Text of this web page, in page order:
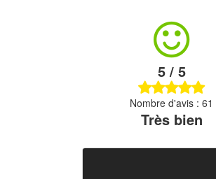
5 / 5
Nombre d'avis : 61
Très bien